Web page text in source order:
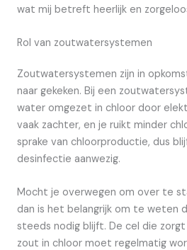
wat mij betreft heerlijk en
Rol van zoutwatersystemen
Zoutwatersystemen zijn in
naar gekeken. Bij een
water omgezet in chloor door
vaak zachter, en je ruikt minder
sprake van chloorproductie, dus
desinfectie aanwezig.
Mocht je overwegen om over te
dan is het belangrijk om te weten
steeds nodig blijft. De cel die
zout in chloor moet regelmatig